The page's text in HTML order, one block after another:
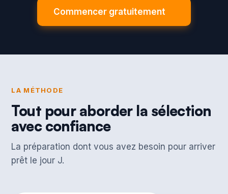
Commencer gratuitement
LA MÉTHODE
Tout pour aborder la sélection
avec confiance
La préparation dont vous avez besoin pour arriver
prêt le jour J.